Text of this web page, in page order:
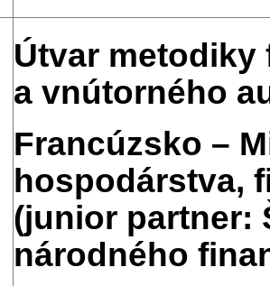
Útvar
a vnútorného
Francúzsko –
hospodárstva,
(junior partner:
národného